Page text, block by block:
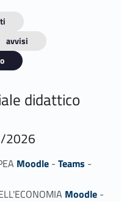
avvisi
didattico
2026
Moodle- Teams -
Moodle-